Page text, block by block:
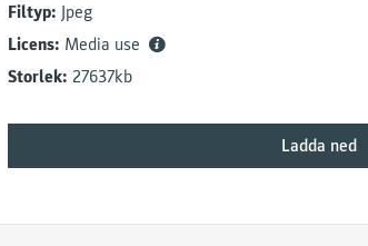
Filtyp: Jpeg
Licens: Media use
Storlek: 27637kb
Ladda ned